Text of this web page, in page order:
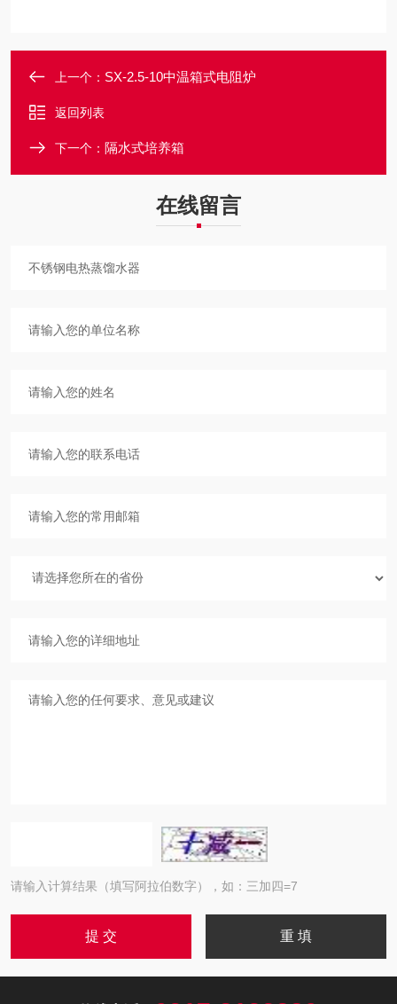
上一个： SX-2.5-10中温箱式电阻炉
返回列表
下一个： 隔水式培养箱
在线留言
请输入计算结果（填写阿拉伯数字），如：三加四=7